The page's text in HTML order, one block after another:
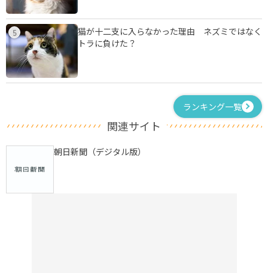
5
猫が十二支に入らなかった理由 ネズミではなく
トラに負けた？
ランキング一覧
関連サイト
朝日新聞（デジタル版）